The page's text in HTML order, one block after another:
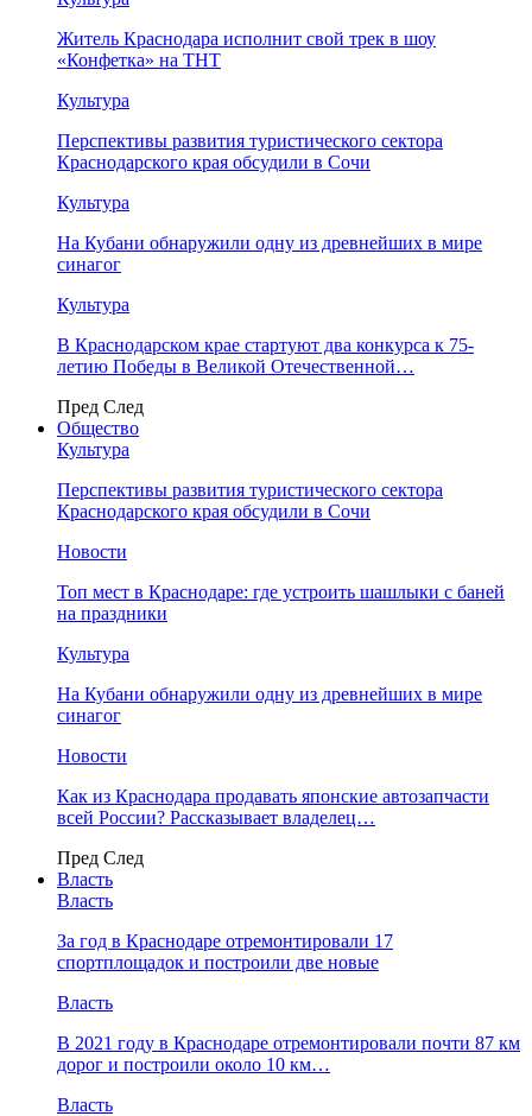
Житель Краснодара исполнит свой трек в шоу
«Конфетка» на ТНТ
Культура
Перспективы развития туристического сектора
Краснодарского края обсудили в Сочи
Культура
На Кубани обнаружили одну из древнейших в мире
синагог
Культура
В Краснодарском крае стартуют два конкурса к 75-
летию Победы в Великой Отечественной…
Пред След
Общество
Культура
Перспективы развития туристического сектора
Краснодарского края обсудили в Сочи
Новости
Топ мест в Краснодаре: где устроить шашлыки с баней
на праздники
Культура
На Кубани обнаружили одну из древнейших в мире
синагог
Новости
Как из Краснодара продавать японские автозапчасти
всей России? Рассказывает владелец…
Пред След
Власть
Власть
За год в Краснодаре отремонтировали 17
спортплощадок и построили две новые
Власть
В 2021 году в Краснодаре отремонтировали почти 87 км
дорог и построили около 10 км…
Власть